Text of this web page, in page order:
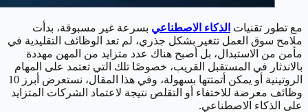
مع تطور تقنيات الذكاء الاصطناعي بسرعة غير مسبوقة، بدأت
ملامح سوق العمل تتغير بشكل جذري، لم تعد الوظائف التقليدية في
مأمن من الاستبدال، بل أصبح هناك عدد متزايد من المهن مهددة
بالاندثار في المستقبل القريب، خصوصًا تلك التي تعتمد على المهام
الروتينية أو يمكن أتمتتها بسهولة، وفي هذا المقال، نستعرض أبرز 10
وظائف معرضة للاختفاء أو التقلص نتيجة لاعتماد الشركات المتزايد
على الذكاء الاصطناعي.